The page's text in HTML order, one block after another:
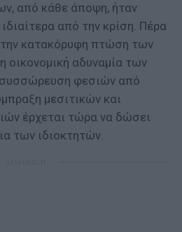
από κάθε άποψη, ήταν
από την κρίση. Πέρα
κατακόρυφη πτώση των
οικονομική αδυναμία των
φεσιών από
μεσιτικών και
έρχεται τώρα να δώσει
των ιδιοκτητών.